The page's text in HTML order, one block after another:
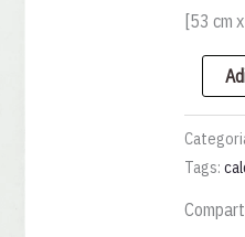
[53 cm
Gravura
em
metal
l
Tags: